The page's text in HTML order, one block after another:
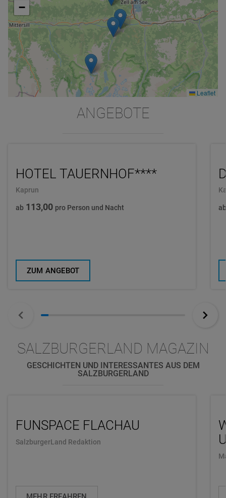
−
Leaflet
ANGEBOTE
HOTEL TAUERNHOF****
Kaprun
ab 113,00 pro Person und Nacht
ZUM ANGEBOT
ab
SALZBURGERLAND MAGAZIN
GESCHICHTEN UND INTERESSANTES AUS DEM
SALZBURGERLAND
FUNSPACE FLACHAU
SalzburgerLand Redaktion